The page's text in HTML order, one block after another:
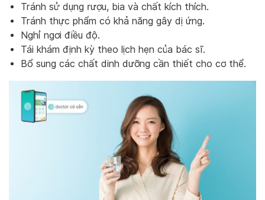
Tránh sử dụng rượu, bia và chất kích thích.
Tránh thực phẩm có khả năng gây dị ứng.
Nghỉ ngơi điều độ.
Tái khám định kỳ theo lịch hẹn của bác sĩ.
Bổ sung các chất dinh dưỡng cần thiết cho cơ thể.